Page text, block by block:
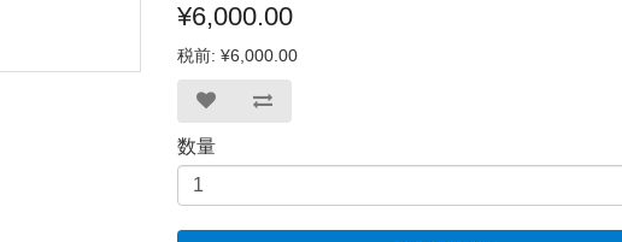
¥6,000.00
税前: ¥6,000.00
数量